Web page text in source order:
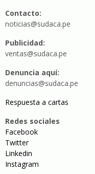
Contacto:
noticias@sudaca.pe
Publicidad:
ventas@sudaca.pe
Denuncia aquí:
denuncias@sudaca.pe
Respuesta a cartas
Redes sociales
Facebook
Twitter
Linkedin
Instagram